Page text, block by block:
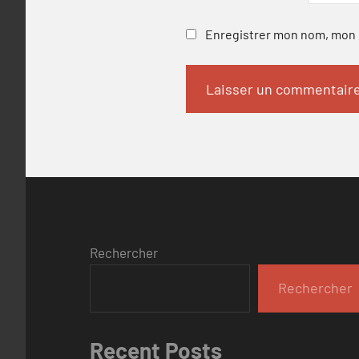
Enregistrer mon nom,
Rechercher
Rechercher
Recent Posts